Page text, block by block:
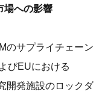
場への影響
のサプライチェーン
びEUにおける
開発施設のロックダ